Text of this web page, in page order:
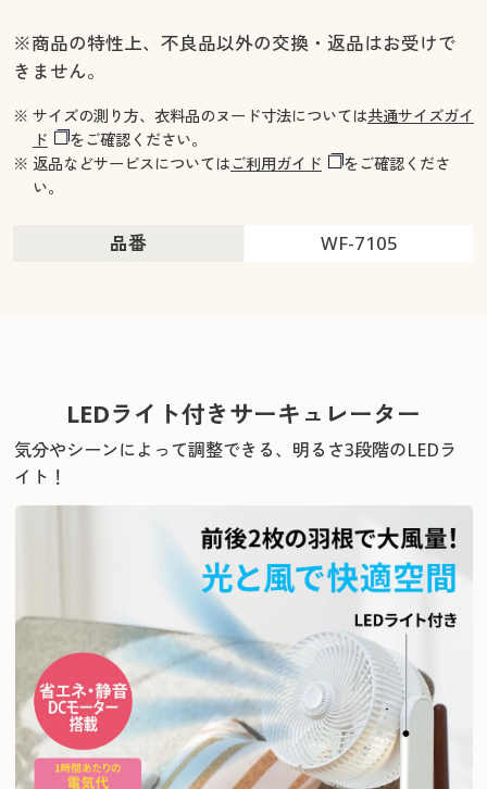
※商品の特性上、不良品以外の交換・返品はお受けで
きません。
※ サイズの測り方、衣料品のヌード寸法については共通サイズガイ
ド
をご確認ください。
※ 返品などサービスについてはご利用ガイド
をご確認くださ
い。
品番 WF-7105
LEDライト付きサーキュレーター
気分やシーンによって調整できる、明るさ3段階のLEDラ
イト！